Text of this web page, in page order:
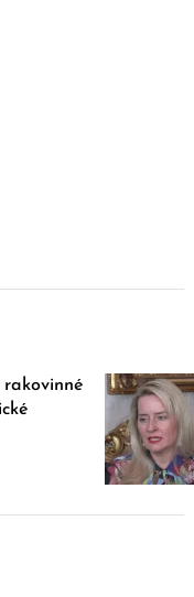
rakovinné